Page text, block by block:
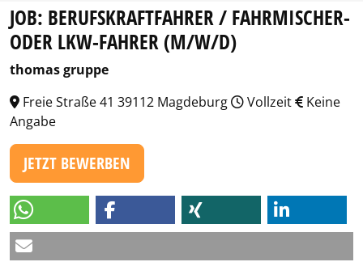
JOB: BERUFSKRAFTFAHRER / FAHRMISCHER-
ODER LKW-FAHRER (M/W/D)
thomas gruppe
Freie Straße 41 39112 Magdeburg
Vollzeit
Keine
Angabe
JETZT BEWERBEN